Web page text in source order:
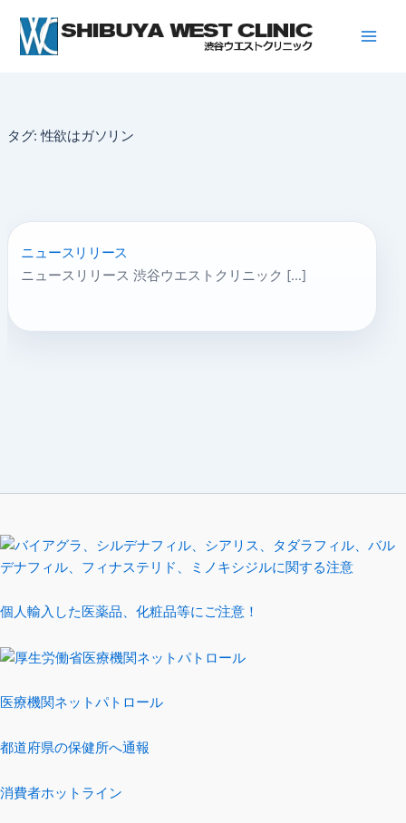
プタグ:性欲はガソリン
ニュースリリース
ニュースリリース 渋谷ウエストクリニック […]
個人輸入した医薬品、化粧品等にご注意！
医療機関ネットパトロール
都道府県の保健所へ通報
消費者ホットライン